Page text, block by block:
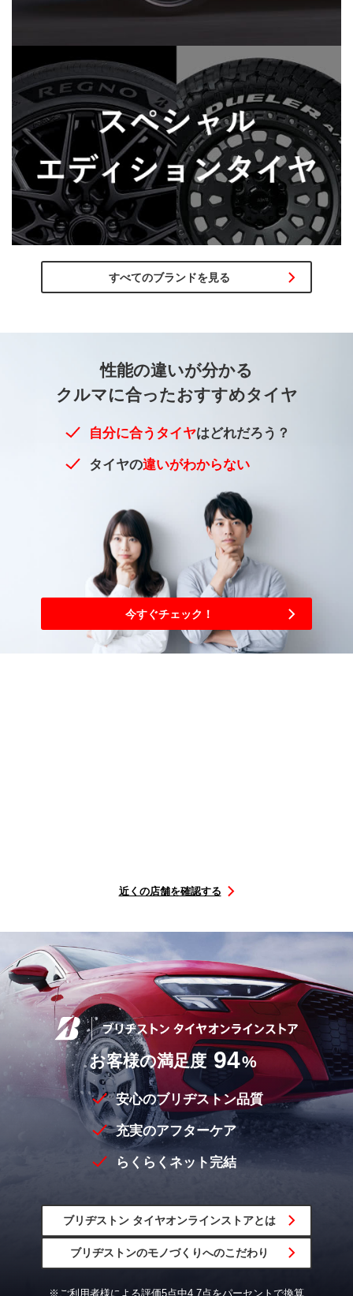
すべてのブランドを見る
性能の違いが分かる
クルマに合ったおすすめタイヤ
自分に合うタイヤはどれだろう？
タイヤの違いがわからない
今すぐチェック！
近くの店舗を確認する
お客様の満足度 94%
安心のブリヂストン品質
充実のアフターケア
らくらくネット完結
ブリヂストン タイヤオンラインストアとは
ブリヂストンのモノづくりへのこだわり
※ご利用者様による評価5点中4.7点をパーセントで換算